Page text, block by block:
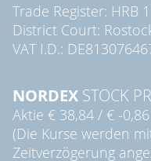
Trade Register: HRB
District Court:
VAT I.D.:
NORDEX STOCK
Aktie € 38,84 / € -0,86
(Die Kurse werden
Zeitverzögerung